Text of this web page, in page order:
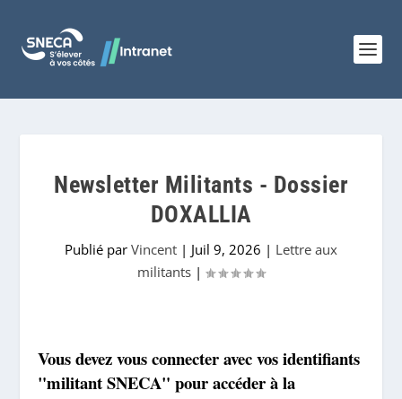
Newsletter Militants - Dossier
DOXALLIA
Publié par Vincent | Juil 9, 2026 | Lettre aux
militants |
Vous devez vous connecter avec vos identifiants
"militant SNECA" pour accéder à la